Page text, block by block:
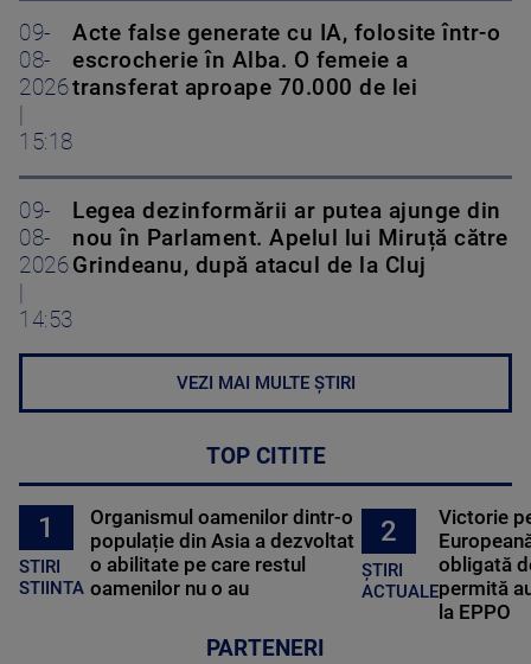
09-
08-
2026
15:18
Acte false generate cu IA, folosite într-o
escrocherie în Alba. O femeie a
transferat aproape 70.000 de lei
09-
08-
2026
14:53
Legea dezinformării ar putea ajunge din
nou în Parlament. Apelul lui Miruță către
Grindeanu, după atacul de la Cluj
VEZI MAI MULTE ȘTIRI
TOP CITITE
1
STIRI
STIINTA
Organismul oamenilor dintr-o
populație din Asia a dezvoltat
o abilitate pe care restul
oamenilor nu o au
2
ȘTIRI
ACTUALE
Victorie
obligată
permită
la EPPO
PARTENERI